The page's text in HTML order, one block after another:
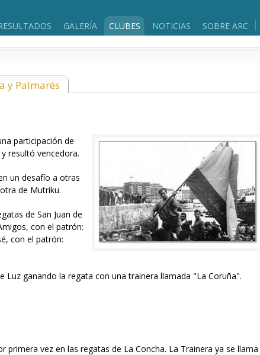
GALERÍA CLUBES NOTICIAS SOBRE ARC
y Palmarés
participación de
resultó vencedora.
un desafío a otras
de Mutriku.
de San Juan de
con el patrón:
con el patrón:
Luz ganando la regata con una trainera llamada "La Coruña".
primera vez en las regatas de La Concha. La Trainera ya se llama